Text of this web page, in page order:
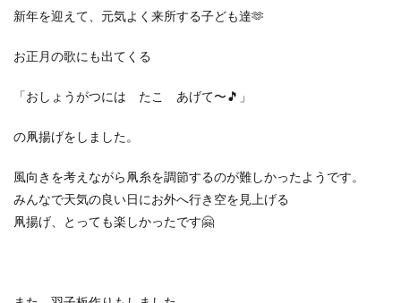
新年を迎えて、元気よく来所する子ども達🫶
お正月の歌にも出てくる
「おしょうがつには たこ あげて〜🎵」
の凧揚げをしました。
風向きを考えながら凧糸を調節するのが難しかったようです。
みんなで天気の良い日にお外へ行き空を見上げる
凧揚げ、とっても楽しかったです🤗